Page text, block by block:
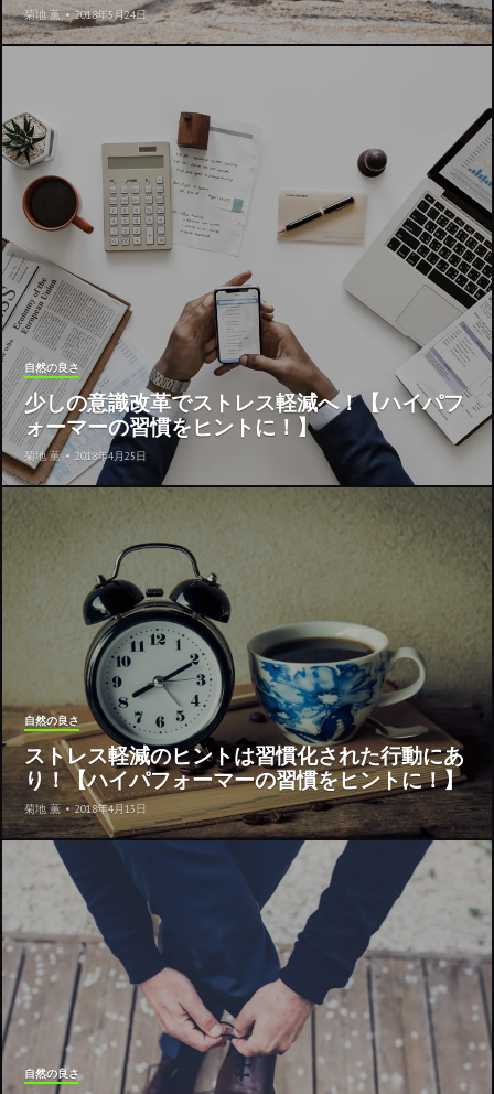
菊地 薫 • 2018年5月24日
自然の良さ
少しの意識改革でストレス軽減へ！【ハイパフ
ォーマーの習慣をヒントに！】
菊地 薫 • 2018年4月25日
自然の良さ
ストレス軽減のヒントは習慣化された行動にあ
り！【ハイパフォーマーの習慣をヒントに！】
菊地 薫 • 2018年4月13日
自然の良さ